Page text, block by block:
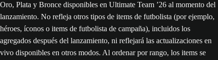
Oro, Plata y Bronce disponibles en Ultimate Team ’26 al momento del
lanzamiento. No refleja otros tipos de items de futbolista (por ejemplo,
héroes, íconos o items de futbolista de campaña), incluidos los
agregados después del lanzamiento, ni reflejará las actualizaciones en
vivo disponibles en otros modos. Al ordenar por rango, los items se